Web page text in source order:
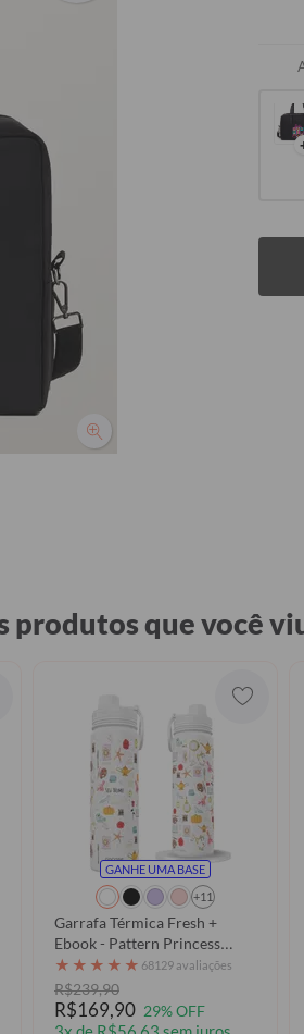
produtos que você
GANHE UMA BASE
+11
Garrafa Térmica Fresh +
Ebook - Pattern Princess
Elements
★ ★ ★ ★ ★ 68129 avaliações
R$239,90
R$169,90 29% OFF